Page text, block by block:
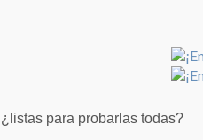
¿listas para probarlas todas?